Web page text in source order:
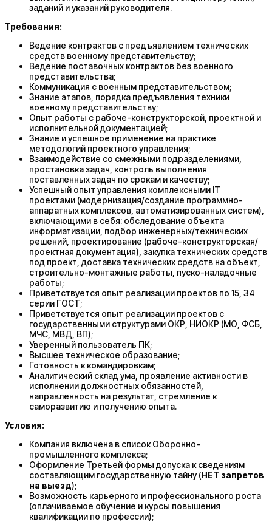
заданий и указаний руководителя.
Требования:
Ведение контрактов с предъявлением технических
средств военному представительству;
Ведение поставочных контрактов без военного
представительства;
Коммуникация с военным представительством;
Знание этапов, порядка предъявления техники
военному представительству;
Опыт работы с рабоче-конструкторской, проектной и
исполнительной документацией;
Знание и успешное применение на практике
методологий проектного управления;
Взаимодействие со смежными подразделениями,
простановка задач, контроль выполнения
поставленных задач по срокам и качеству;
Успешный опыт управления комплексными IT
проектами (модернизация/создание программно-
аппаратных комплексов, автоматизированных систем),
включающими в себя: обследование объекта
информатизации, подбор инженерных/технических
решений, проектирование (рабоче-конструкторская/
проектная документация), закупка технических средств
под проект, доставка технических средств на объект,
строительно-монтажные работы, пуско-наладочные
работы;
Приветствуется опыт реализации проектов по 15, 34
серии ГОСТ;
Приветствуется опыт реализации проектов с
государственными структурами ОКР, НИОКР (МО, ФСБ,
МЧС, МВД, ВП);
Уверенный пользователь ПК;
Высшее техническое образование;
Готовность к командировкам;
Аналитический склад ума, проявление активности в
исполнении должностных обязанностей,
направленность на результат, стремление к
саморазвитию и получению опыта.
Условия:
Компания включена в список Оборонно-
промышленного комплекса;
Оформление Третьей формы допуска к сведениям
составляющим государственную тайну (НЕТ запретов
на выезд);
Возможность карьерного и профессионального роста
(оплачиваемое обучение и курсы повышения
квалификации по профессии);